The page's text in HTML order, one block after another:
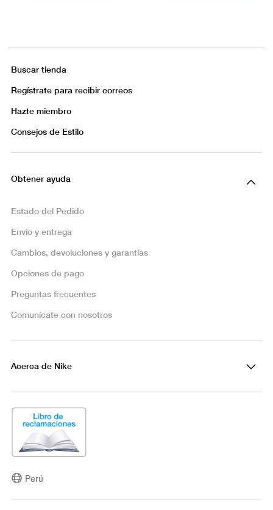
Buscar tienda
Regístrate para recibir correos
Hazte miembro
Consejos de Estilo
Obtener ayuda
Estado del Pedido
Envío y entrega
Cambios, devoluciones y garantías
Opciones de pago
Preguntas frecuentes
Comunícate con nosotros
Acerca de Nike
Perú